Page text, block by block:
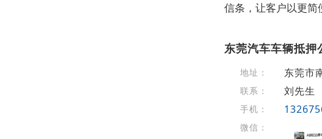
信条，让客户以更简
东莞汽车车辆抵押
地址： 东莞市
联系： 刘先生
手机：
微信：